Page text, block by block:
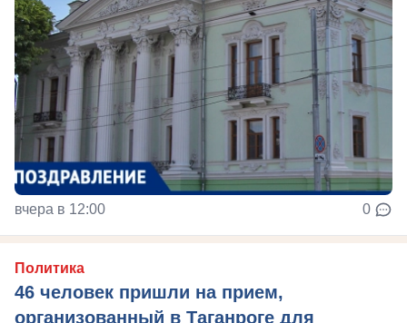
вчера в 12:00 0
Политика
46 человек пришли на прием,
организованный в Таганроге для